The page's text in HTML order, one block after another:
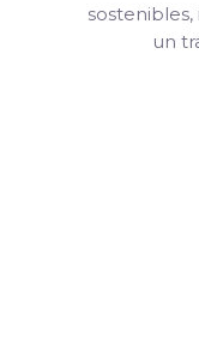
un